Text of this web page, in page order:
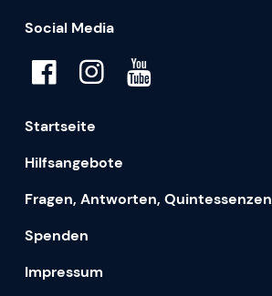
Social Media
Startseite
Hilfsangebote
Fragen, Antworten, Quintessenzen
Spenden
Impressum